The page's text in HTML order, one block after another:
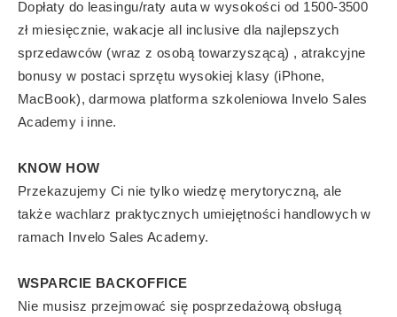
Dopłaty do leasingu/raty auta w wysokości od 1500-3500
zł miesięcznie, wakacje all inclusive dla najlepszych
sprzedawców (wraz z osobą towarzyszącą) , atrakcyjne
bonusy w postaci sprzętu wysokiej klasy (iPhone,
MacBook), darmowa platforma szkoleniowa Invelo Sales
Academy i inne.
KNOW HOW
Przekazujemy Ci nie tylko wiedzę merytoryczną, ale
także wachlarz praktycznych umiejętności handlowych w
ramach Invelo Sales Academy.
WSPARCIE BACKOFFICE
Nie musisz przejmować się posprzedażową obsługą